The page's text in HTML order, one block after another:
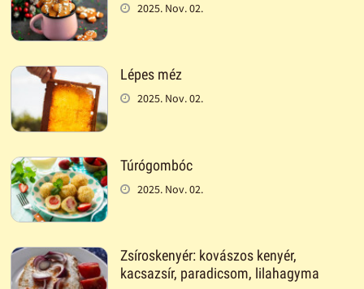
2025. Nov. 02.
Lépes méz
2025. Nov. 02.
Túrógombóc
2025. Nov. 02.
Zsíroskenyér: kovászos kenyér,
kacsazsír, paradicsom, lilahagyma